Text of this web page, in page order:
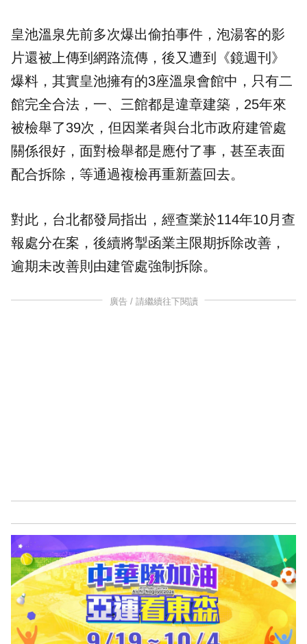
皇池溫泉先前多次爆出偷拍事件，泡湯客的影
片還被上傳到網路流傳，後又遭到《鏡週刊》
爆料，其實皇池擁有的3座溫泉會館中，只有二
館完全合法，一、三館都是違章建築，25年來
被檢舉了39次，但因業者與台北市政府建管處
關係很好，面對檢舉都是應付了事，甚至表面
配合拆除，等通過複檢再重新蓋回去。
對此，台北都發局指出，經查業於114年10月查
報處分在案，後續將掣函業主限期拆除改善，
逾期未改善則由建管處強制拆除。
廣告 / 請繼續往下閱讀